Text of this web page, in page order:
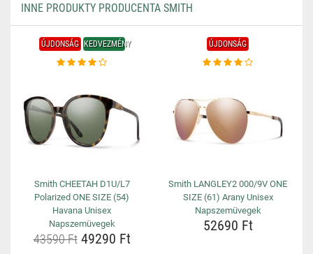
INNE PRODUKTY PRODUCENTA SMITH
ÚJDONSÁG KEDVEZMÉNY
Smith CHEETAH D1U/L7
Polarized ONE SIZE (54)
Havana Unisex
Napszemüvegek
43590 Ft49290 Ft
ÚJDONSÁG
Smith LANGLEY2 000/9V ONE
SIZE (61) Arany Unisex
Napszemüvegek
52690 Ft